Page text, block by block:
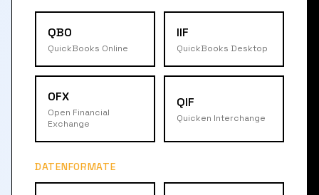
QBO
QuickBooks Online
IIF
QuickBooks Desktop
OFX
Open Financial
Exchange
QIF
Quicken Interchange
DATENFORMATE